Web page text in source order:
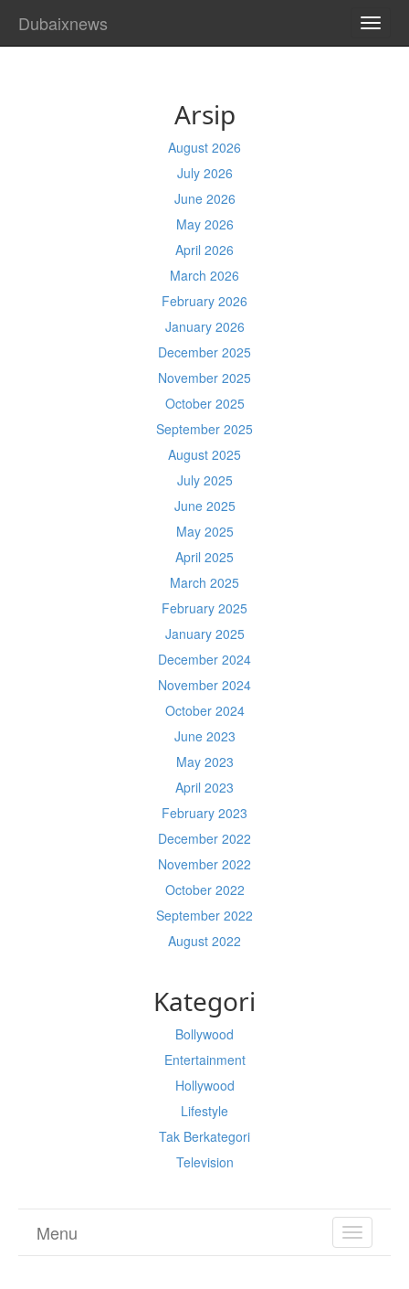
Dubaixnews
Arsip
August 2026
July 2026
June 2026
May 2026
April 2026
March 2026
February 2026
January 2026
December 2025
November 2025
October 2025
September 2025
August 2025
July 2025
June 2025
May 2025
April 2025
March 2025
February 2025
January 2025
December 2024
November 2024
October 2024
June 2023
May 2023
April 2023
February 2023
December 2022
November 2022
October 2022
September 2022
August 2022
Kategori
Bollywood
Entertainment
Hollywood
Lifestyle
Tak Berkategori
Television
TOGGLE
Menu